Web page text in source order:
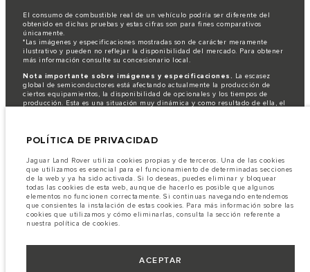
El consumo de combustible real de un vehículo podría ser diferente del
obtenido en dichas pruebas y estas cifras son para fines comparativos
únicamente.
*Las imágenes y especificaciones mostradas son de carácter meramente
ilustrativo y pueden no reflejar la disponibilidad del mercado. Para obtener
más información consulte su concesionario local.
Nota importante sobre imágenes y especificaciones. La escasez
global de semiconductores está afectando actualmente la producción de
ciertos equipamientos, la disponibilidad de opcionales y los tiempos de
producción. Esta es una situación muy dinámica y como resultado de ella, el
distribuidor de su preferencia, quien podrá dar a conocer las restricciones
únicamente en las especificaciones e imágenes mostradas en este sitio web.
Jaguar Land Rover Limited busca constantemente nuevas formas de mejorar
las especificaciones, el diseño y la producción de sus vehículos, piezas y
accesorios, por lo que se producen modificaciones de forma continua y sin
previo aviso. Según el modelo, algunas funciones serán opcionales o
vendrán incluidas de serie. La información, las especificaciones, los motores
y los colores que aparecen en esta página web se basan en las
especificaciones europeas. Estos pueden variar en función del mercado y
equipamiento opcional y accesorios originales que pueden no estar
disponibles en todos los mercados. Ponte en contacto con tu concesionario
local para consultar disponibilidad y precios.
POLÍTICA DE PRIVACIDAD
Jaguar Land Rover utiliza cookies propias y de terceros. Una de las cookies
que utilizamos es esencial para el funcionamiento de determinadas secciones
de la web y ya ha sido activada. Si lo deseas, puedes eliminar y bloquear
todas las cookies de esta web, aunque de hacerlo es posible que algunos
elementos no funcionen correctamente. Si continuas navegando entendemos
que consientes la instalación de estas cookies. Para más información sobre las
cookies que utilizamos y cómo eliminarlas, consulta la sección referente a
nuestra política de cookies.
ACEPTAR